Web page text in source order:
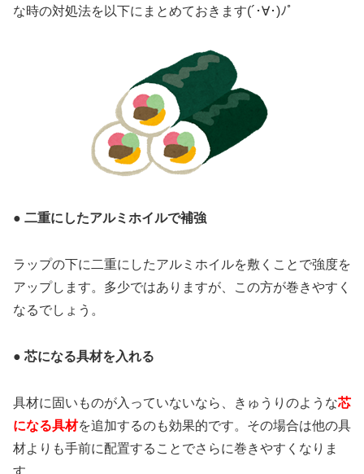
な時の対処法を以下にまとめておきます(´･∀･)ﾉﾟ
● 二重にしたアルミホイルで補強
ラップの下に二重にしたアルミホイルを敷くことで強度を
アップします。多少ではありますが、この方が巻きやすく
なるでしょう。
● 芯になる具材を入れる
具材に固いものが入っていないなら、きゅうりのような芯
になる具材を追加するのも効果的です。その場合は他の具
材よりも手前に配置することでさらに巻きやすくなりま
す。